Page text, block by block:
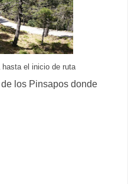
hasta el inicio de ruta
los Pinsapos donde